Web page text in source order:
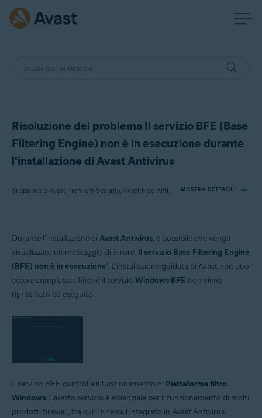
Risoluzione del problema Il servizio BFE (Base
Filtering Engine) non è in esecuzione durante
l'installazione di Avast Antivirus
Si applica a Avast Premium Security, Avast Free Antivirus MOSTRA DETTAGLI
Prodotti:
Avast Premium Security 22.x
Sistemi operativi:
Microsoft Windows 8 / Pro / Enterprise - 32/64 bit
Convenience Rollup, 32/64 bit
Durante l'installazione di Avast Antivirus, è possibile che venga
visualizzato un messaggio di errore 'Il servizio Base Filtering Engine
(BFE) non è in esecuzione'. L'installazione guidata di Avast non può
essere completata finché il servizio Windows BFE non viene
ripristinato ed eseguito.
Il servizio BFE controlla il funzionamento di Piattaforma filtro
Windows. Questo servizio è essenziale per il funzionamento di molti
prodotti firewall, tra cui il Firewall integrato in Avast Antivirus.